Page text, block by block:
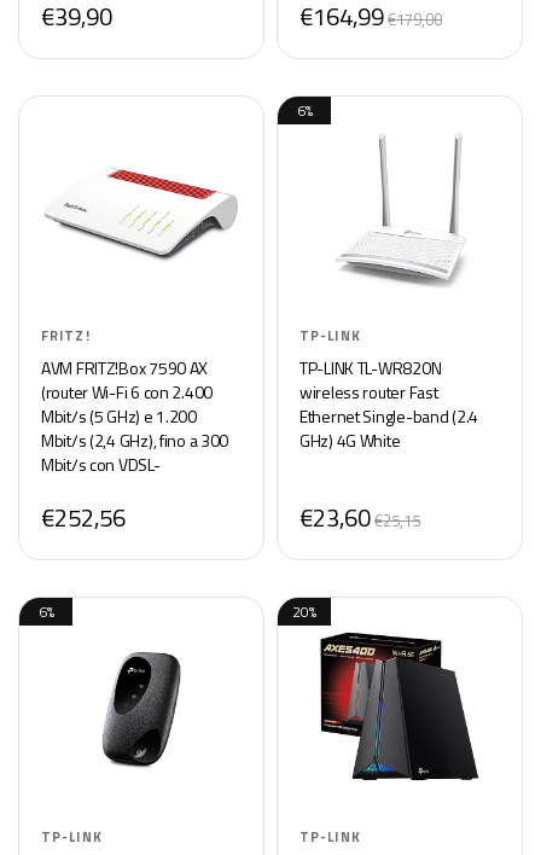
Genitori, Nero
€39,90 €164,99€179,00
FRITZ!
AVM FRITZ!Box 7590 AX
(router Wi-Fi 6 con 2.400
Mbit/s (5 GHz) e 1.200
Mbit/s (2,4 GHz), fino a 300
Mbit/s con VDSL-
Wi-Fi, base DECT, versione in
lingua tedesca)
€252,56
TP-LINK
TP-LINK TL-WR820N
wireless router Fast
Ethernet Single-band (2.4
GHz) 4G White
€23,60€25,15
6%
TP-LINK
6%
TP-LINK
20%